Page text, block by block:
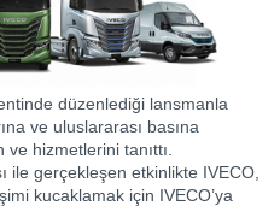
düzenlediği lansmanla
ve uluslararası basına
hizmetlerini tanıttı.
ile gerçekleşen etkinlikte IVECO,
kucaklamak için IVECO’ya